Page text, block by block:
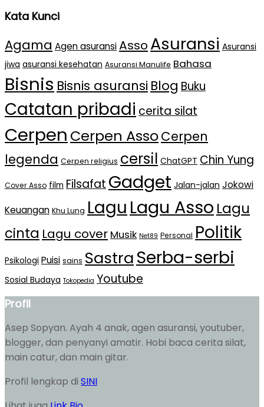
Kata Kunci
Agama Agen asuransiAsso Asuransi Asuransi
jiwa asuransi kesehatan Asuransi Manulife Bahasa
Bisnis Bisnis asuransi Blog Buku
Catatan pribadi cerita silat
Cerpen Cerpen AssoCerpen
legenda Cerpen religius cersil ChatGPT Chin Yung
Cover Asso film Filsafat Gadget Jalan-jalan Jokowi
Keuangan Khu Lung Lagu Lagu Asso Lagu
cinta Lagu cover Musik Net89 Personal Politik
Psikologi Puisi sains SastraSerba-serbi
Sosial Budaya Tokopedia Youtube
Profil
Asep Sopyan. Ayah 4 anak, agen asuransi, youtuber,
blogger, dan penyanyi amatir. Hobi baca cerita silat,
main catur, dan main gitar.
Profil lengkap di SINI